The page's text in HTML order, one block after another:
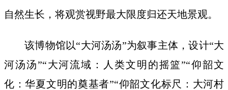
自然生长，将观赏视野最大限度归还天地景观。
该博物馆以“大河汤汤”为叙事主体，设计“大
河汤汤”“大河流域：人类文明的摇篮”“仰韶文
化：华夏文明的奠基者”“仰韶文化标尺：大河村